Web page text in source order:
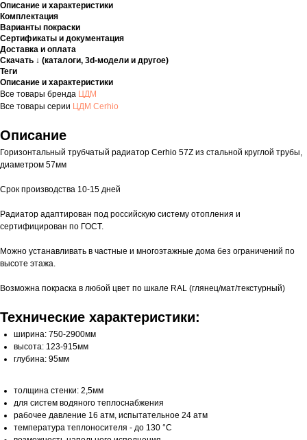
Описание и характеристики
Комплектация
Варианты покраски
Сертификаты и документация
Доставка и оплата
Скачать ↓ (каталоги, 3d-модели и другое)
Теги
Описание и характеристики
Все товары бренда ЦДМ
Все товары серии ЦДМ Cerhio
Описание
Горизонтальный трубчатый радиатор Cerhio 57Z из стальной круглой трубы,
диаметром 57мм
Срок производства 10-15 дней
Радиатор адаптирован под российскую систему отопления и
сертифицирован по ГОСТ.
Можно устанавливать в частные и многоэтажные дома без ограничений по
высоте этажа.
Возможна покраска в любой цвет по шкале RAL (глянец/мат/текстурный)
Технические характеристики:
ширина: 750-2900мм
высота: 123-915мм
глубина: 95мм
толщина стенки: 2,5мм
для систем водяного теплоснабжения
рабочее давление 16 атм, испытательное 24 атм
температура теплоносителя - до 130 °С